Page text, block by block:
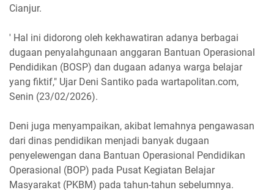
Cianjur.
' Hal ini didorong oleh kekhawatiran adanya berbagai
dugaan penyalahgunaan anggaran Bantuan Operasional
Pendidikan (BOSP) dan dugaan adanya warga belajar
yang fiktif," Ujar Deni Santiko pada wartapolitan.com,
Senin (23/02/2026).
Deni juga menyampaikan, akibat lemahnya pengawasan
dari dinas pendidikan menjadi banyak dugaan
penyelewengan dana Bantuan Operasional Pendidikan
Operasional (BOP) pada Pusat Kegiatan Belajar
Masyarakat (PKBM) pada tahun-tahun sebelumnya.